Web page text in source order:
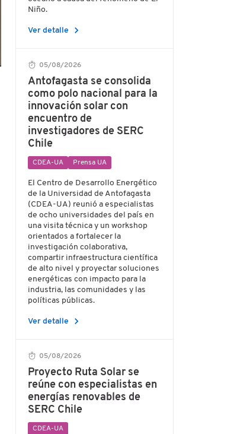
Niño.
Ver detalle chevron_right
05/08/2026
Antofagasta se consolida
como polo nacional para la
innovación solar con
encuentro de
investigadores de SERC
Chile
CDEA-UA Prensa UA
El Centro de Desarrollo Energético
de la Universidad de Antofagasta
(CDEA-UA) reunió a especialistas
de ocho universidades del país en
una visita técnica y un workshop
orientados a fortalecer la
investigación colaborativa,
compartir infraestructura científica
de alto nivel y proyectar soluciones
energéticas con impacto para la
industria, las comunidades y las
políticas públicas.
Ver detalle chevron_right
05/08/2026
Proyecto Ruta Solar se
reúne con especialistas en
energías renovables de
SERC Chile
CDEA-UA